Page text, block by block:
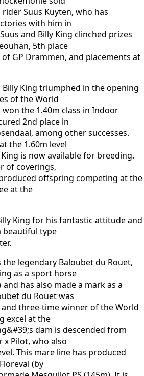
Suus Kuyten, who has
with him in
and Billy King clinched prizes
5th place
GP Drammen, and placements at
King triumphed in the opening
of the World
the 1.40m class in Indoor
2nd place in
among other successes.
the 1.60m level
is now available for breeding.
of coverings,
offspring competing at the
at the
King for his fantastic attitude and
beautiful type
the legendary Baloubet du Rouet,
as a sport horse
has also made a mark as a
du Rouet was
three-time winner of the World
excel at the
dam is descended from
x Pilot, who also
This mare line has produced
(by